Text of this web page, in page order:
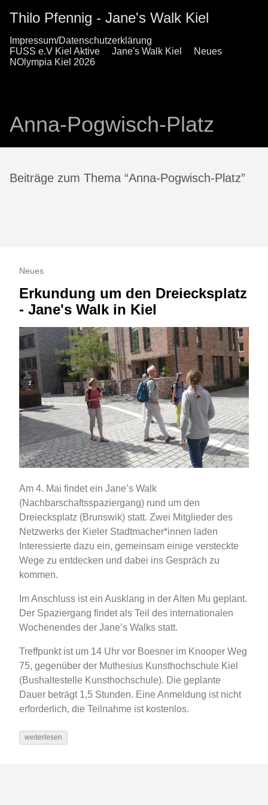
Thilo Pfennig - Jane's Walk Kiel
Impressum/Datenschutzerklärung
FUSS e.V Kiel Aktive
Jane's Walk Kiel
Neues
NOlympia Kiel 2026
Anna-Pogwisch-Platz
Beiträge zum Thema “Anna-Pogwisch-Platz”
Neues
Erkundung um den Dreiecksplatz
- Jane's Walk in Kiel
Am 4. Mai findet ein Jane’s Walk
(Nachbarschaftsspaziergang) rund um den
Dreiecksplatz (Brunswik) statt. Zwei Mitglieder des
Netzwerks der Kieler Stadtmacher*innen laden
Interessierte dazu ein, gemeinsam einige versteckte
Wege zu entdecken und dabei ins Gespräch zu
kommen.
Im Anschluss ist ein Ausklang in der Alten Mu geplant.
Der Spaziergang findet als Teil des internationalen
Wochenendes der Jane’s Walks statt.
Treffpunkt ist um 14 Uhr vor Boesner im Knooper Weg
75, gegenüber der Muthesius Kunsthochschule Kiel
(Bushaltestelle Kunsthochschule). Die geplante
Dauer beträgt 1,5 Stunden. Eine Anmeldung ist nicht
erforderlich, die Teilnahme ist kostenlos.
weiterlesen